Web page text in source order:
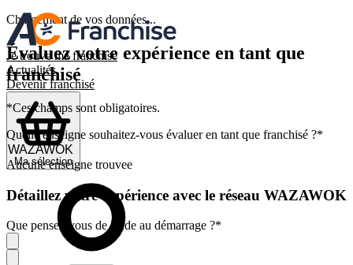
Je trouve ma franchise
Actualités
Devenir franchisé
Ma sélection
Chargement de vos données...
Évaluez votre expérience en tant que
franchisé
*Ces champs sont obligatoires.
Quelle enseigne souhaitez-vous évaluer en tant que franchisé ?*
Aucune enseigne trouvee
Détaillez votre expérience avec le réseau WAZAWOK
Que pensez-vous de l'aide au démarrage ?*